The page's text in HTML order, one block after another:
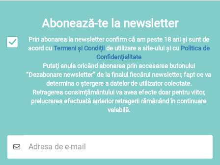
Abonează-te la newsletter
Prin abonarea la newsletter confirm că am peste 18 ani și sunt de
acord cu Termeni și Condițiide utilizare a site-ului și cu Politica de
Confidențialitate
Puteţi anula oricând abonarea prin accesarea butonului
“Dezabonare newsletter” de la finalul fiecărui newsletter, fapt ce va
determina o ştergere a datelor de utilizator colectate.
Retragerea consimțământului va avea efecte doar pentru viitor,
prelucrarea efectuată anterior retragerii rămânând în continuare
valabilă.